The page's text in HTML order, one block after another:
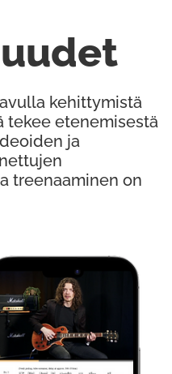
kehittymistä
tekee etenemisestä
ja
treenaaminen on